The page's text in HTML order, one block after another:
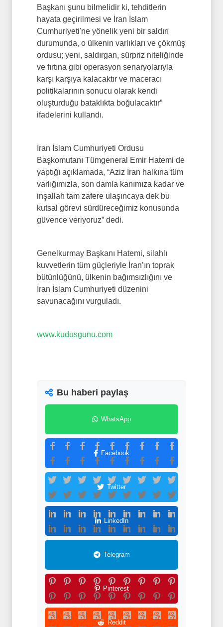
Başkanı şunu bilmelidir ki, tehditlerin
hayata geçirilmesi ve İran İslam
Cumhuriyeti'ne yönelik yeni bir saldırı
durumunda, o ülkenin varlıkları ve çökmüş
ordusu; yeni, saldırgan, sürpriz niteliğinde
ve fırtına gibi operasyon senaryolarıyla
karşı karşıya kalacaktır ve maceracı
politikalarının sonucu olarak kendi
oluşturduğu bataklıkta boğulacaktır”
ifadelerini kullandı.
İran İslam Cumhuriyeti Ordusu
Başkomutanı Tümgeneral Emir Hatemi de
yaptığı açıklamada, “Aziz İran halkına tüm
varlığımızla, son damla kanımıza kadar ve
inşallah tam zafere ulaşıncaya dek bu
kutsal görevi sürdüreceğimiz konusunda
güvence veriyoruz” dedi.
Genelkurmay Başkanı Hatemi, silahlı
kuvvetlerin tüm güçleriyle İran’ın toprak
bütünlüğünü, ülkenin bağımsızlığını ve
İran İslam Cumhuriyeti düzenini
savunacağını vurguladı.
www.kudusgunu.com
Bu haberi paylaş
WhatsApp
Facebook
Twitter
LinkedIn
Telegram
Pinterest
Reddit